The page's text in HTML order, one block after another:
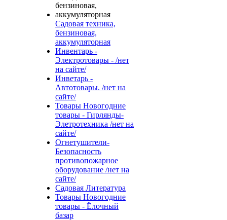
Садовая техника,
бензиновая,
аккумуляторная
Инвентарь -
Электротовары - /нет
на сайте/
Инветарь -
Автотовары. /нет на
сайте/
Товары Новогодние
товары - Гирлянды-
Элетротехника /нет на
сайте/
Огнетушители-
Безопасность
противопожарное
оборудование /нет на
сайте/
Садовая Литература
Товары Новогодние
товары - Ёлочный
базар